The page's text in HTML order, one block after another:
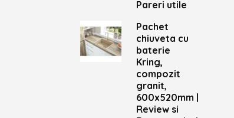
Pareri utile
Pachet
chiuveta cu
baterie
Kring,
compozit
granit,
600x520mm |
Review si